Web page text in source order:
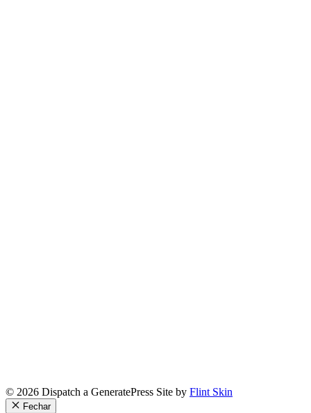
© 2026 Dispatch a GeneratePress Site by Flint Skin
Fechar